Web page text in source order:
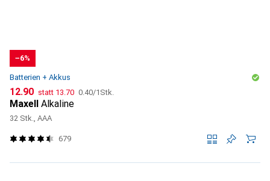
−6%
Batterien + Akkus
CHF
12.90 statt CHF
13.70 CHF
0.40/1Stk.
Maxell Alkaline
32 Stk., AAA
679